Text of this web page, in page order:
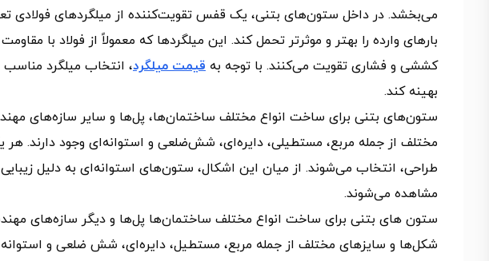
می‌بخشد. در داخل ستون‌های بتنی، یک قفس تقویت‌کننده از میلگردهای
بارهای وارده را بهتر و موثرتر تحمل کند. این میلگردها که معمولاً از فولاد با
کششی و فشاری تقویت می‌کنند. با توجه به قیمت میلگرد، انتخاب میلگرد
بهینه کند.
ستون‌های بتنی برای ساخت انواع مختلف ساختمان‌ها، پل‌ها و سایر سازه‌های
مختلف از جمله مربع، مستطیلی، دایره‌ای، شش‌ضلعی و استوانه‌ای وجود دارند. هر
طراحی، انتخاب می‌شوند. از میان این اشکال، ستون‌های استوانه‌ای به دلیل
مشاهده می‌شوند.
ستون های بتنی برای ساخت انواع مختلف ساختمان‌ها پل‌ها و دیگر سازه‌های
شکل‌ها و سایزهای مختلف از جمله مربع، مستطیل، دایره‌ای، شش ضلعی و